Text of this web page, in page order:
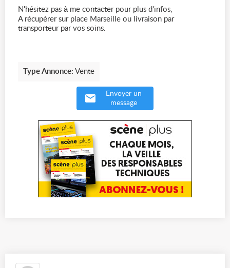
N'hésitez pas à me contacter pour plus d'infos,
A récupérer sur place Marseille ou livraison par
transporteur par vos soins.
Type Annonce: Vente
Envoyer un
message